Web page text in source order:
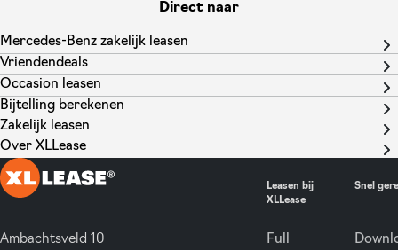
Direct naar
Mercedes-Benz zakelijk leasen
Vriendendeals
Occasion leasen
Bijtelling berekenen
Zakelijk leasen
Over XLLease
Ambachtsveld 10
Leasen bij
XLLease
Full
Snel